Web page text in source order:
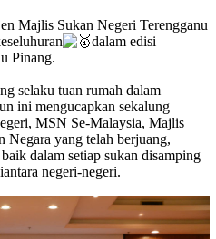
Majlis Sukan Negeri Terengganu
dalam edisi
Pinang.
selaku tuan rumah dalam
ini mengucapkan sekalung
MSN Se-Malaysia, Majlis
Negara yang telah berjuang,
dalam setiap sukan disamping
negeri-negeri.